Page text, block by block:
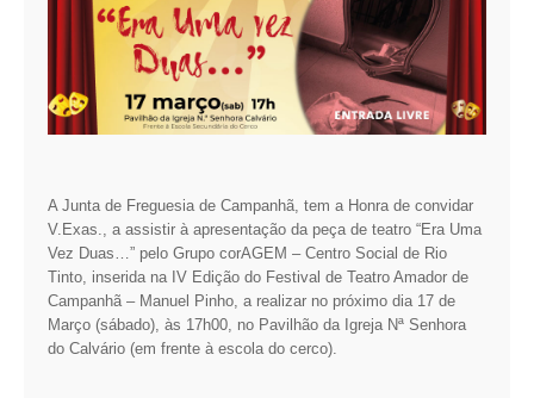
A Junta de Freguesia de Campanhã, tem a Honra de convidar
V.Exas., a assistir à apresentação da peça de teatro “Era Uma
Vez Duas…” pelo Grupo corAGEM – Centro Social de Rio
Tinto, inserida na IV Edição do Festival de Teatro Amador de
Campanhã – Manuel Pinho, a realizar no próximo dia 17 de
Março (sábado), às 17h00, no Pavilhão da Igreja Nª Senhora
do Calvário (em frente à escola do cerco).